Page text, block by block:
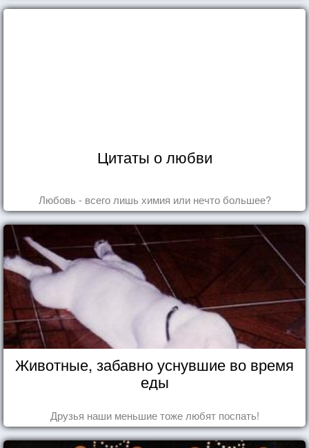
Цитаты о любви
Любовь - всего лишь химия или нечто большее?
Животные, забавно уснувшие во время
еды
Друзья наши меньшие тоже любят поспать!